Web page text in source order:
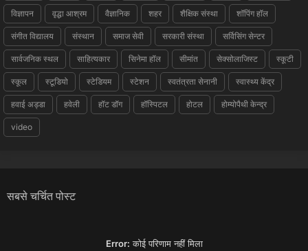
विज्ञापन वृद्धा आश्रम वैज्ञानिक शहर शैक्षिक संस्था शॉपिंग हॉल
संगीत विद्यालय संस्थान समाज सेवी सरकारी संस्था सर्विसिंग सेन्टर
सार्वजनिक स्थल साहित्यकार सिनेमा हॉल सीमांत सेक्सोलाजिस्ट स्कूटी
स्कूल स्टूडियो स्टेडियम स्टेशन स्वतंत्रता सेनानी स्वास्थ्य केंद्र
हवाई अड्डा हवेली हॉट डॉग हॉस्पिटल होटल होम्योपैथी केन्द्र
video
सबसे चर्चित पोस्ट
Error: कोई परिणाम नहीं मिला